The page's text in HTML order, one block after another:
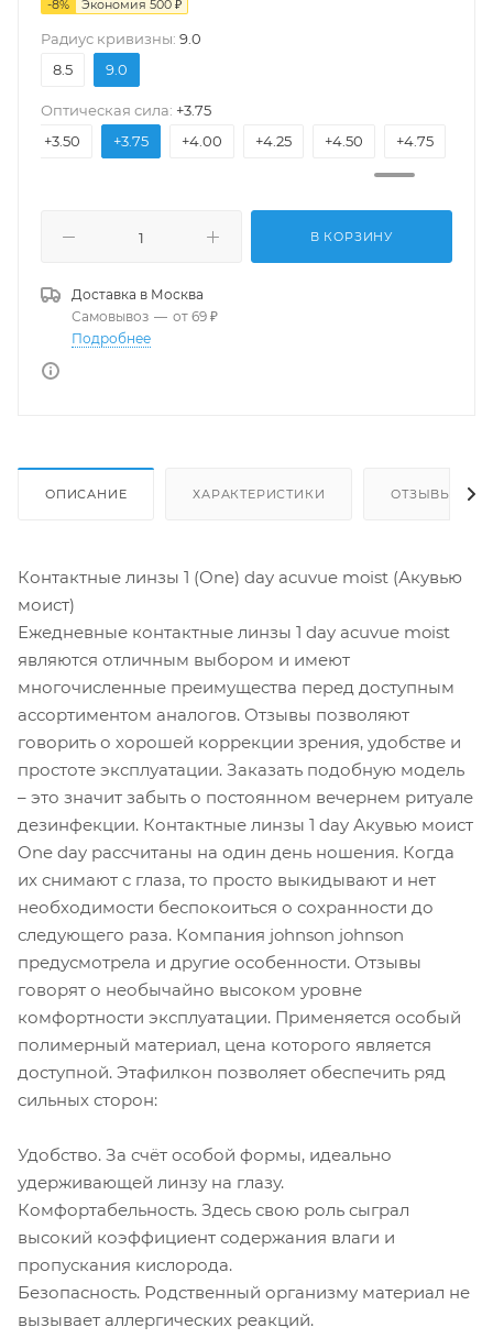
-8% Экономия 500 ₽
Pадиус кривизны: 9.0
8.5
9.0
Оптическая сила: +3.75
+3.50 +3.75 +4.00 +4.25 +4.50 +4.75
В КОРЗИНУ
Доставка в Москва
Самовывоз — от 69 ₽
Подробнее
ОПИСАНИЕ ХАРАКТЕРИСТИКИ ОТЗЫВЫ
Контактные линзы 1 (One) day acuvue moist (Акувью
моист)
Ежедневные контактные линзы 1 day acuvue moist
являются отличным выбором и имеют
многочисленные преимущества перед доступным
ассортиментом аналогов. Отзывы позволяют
говорить о хорошей коррекции зрения, удобстве и
простоте эксплуатации. Заказать подобную модель
– это значит забыть о постоянном вечернем ритуале
дезинфекции. Контактные линзы 1 day Акувью моист
One day рассчитаны на один день ношения. Когда
их снимают с глаза, то просто выкидывают и нет
необходимости беспокоиться о сохранности до
следующего раза. Компания johnson johnson
предусмотрела и другие особенности. Отзывы
говорят о необычайно высоком уровне
комфортности эксплуатации. Применяется особый
полимерный материал, цена которого является
доступной. Этафилкон позволяет обеспечить ряд
сильных сторон:
Удобство. За счёт особой формы, идеально
удерживающей линзу на глазу.
Комфортабельность. Здесь свою роль сыграл
высокий коэффициент содержания влаги и
пропускания кислорода.
Безопасность. Родственный организму материал не
вызывает аллергических реакций.